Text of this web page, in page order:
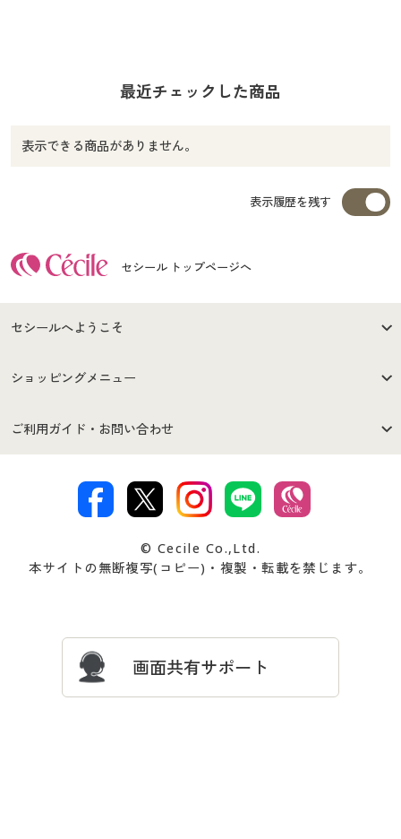
最近チェックした商品
表示できる商品がありません。
表示履歴を残す
セシール トップページへ
セシールへようこそ
はじめての方へ
セシールご利用規約
著作権・商標について 会社案内
ショッピングメニュー
商品カテゴリ
プレゼント＆キャンペーン サイトマップ
ご利用ガイド・お問い合わせ
交換・返品は お支払は
会員登録・お客様情報変更に
お客様番号・パスワードをお
© Cecile Co.,Ltd.
本サイトの無断複写(コピー)・複製・転載を禁じます。
画面共有サポート